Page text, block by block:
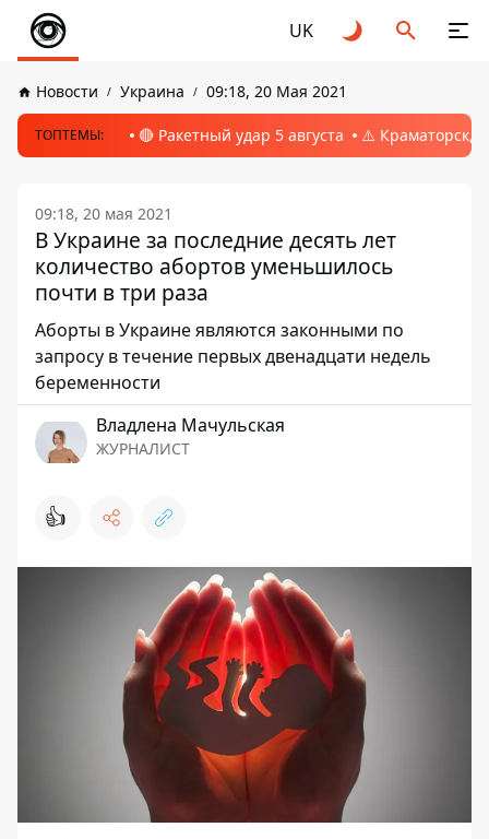
UK
Новости Украина 09:18, 20 Мая 2021
ТОПТЕМЫ: 🔴 Ракетный удар 5 августа ⚠️ Краматорск,
09:18, 20 мая 2021
В Украине за последние десять лет
количество абортов уменьшилось
почти в три раза
Аборты в Украине являются законными по
запросу в течение первых двенадцати недель
беременности
Владлена Мачульская
ЖУРНАЛИСТ
👍